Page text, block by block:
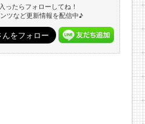
ったらフォローしてね！
ツなど更新情報を配信中♪